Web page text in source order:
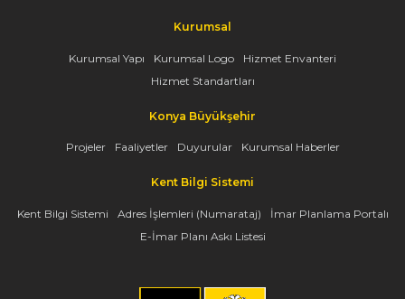
Kurumsal
Kurumsal Yapı Kurumsal Logo
Hizmet Envanteri
Hizmet Standartları
Konya Büyükşehir
Projeler Faaliyetler Duyurular Kurumsal Haberler
Kent Bilgi Sistemi
Kent Bilgi Sistemi Adres İşlemleri (Numarataj)
İmar Planlama Portalı
E-İmar Planı Askı Listesi